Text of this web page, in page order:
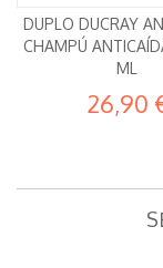
DUPLO DUCRAY
CHAMPÚ
ML
26,90